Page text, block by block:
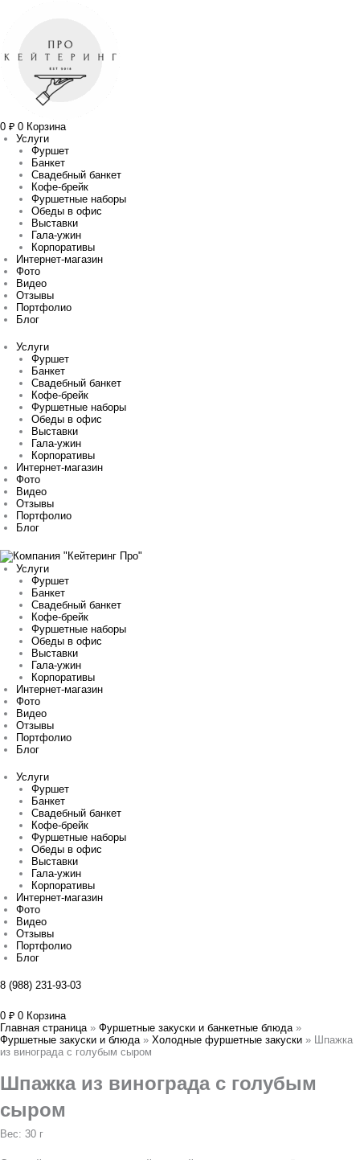
0 ₽ 0 Корзина
Услуги
Фуршет
Банкет
Свадебный банкет
Кофе-брейк
Фуршетные наборы
Обеды в офис
Выставки
Гала-ужин
Корпоративы
Интернет-магазин
Фото
Видео
Отзывы
Портфолио
Блог
Услуги
Фуршет
Банкет
Свадебный банкет
Кофе-брейк
Фуршетные наборы
Обеды в офис
Выставки
Гала-ужин
Корпоративы
Интернет-магазин
Фото
Видео
Отзывы
Портфолио
Блог
Услуги
Фуршет
Банкет
Свадебный банкет
Кофе-брейк
Фуршетные наборы
Обеды в офис
Выставки
Гала-ужин
Корпоративы
Интернет-магазин
Фото
Видео
Отзывы
Портфолио
Блог
Услуги
Фуршет
Банкет
Свадебный банкет
Кофе-брейк
Фуршетные наборы
Обеды в офис
Выставки
Гала-ужин
Корпоративы
Интернет-магазин
Фото
Видео
Отзывы
Портфолио
Блог
8 (988) 231-93-03
0 ₽ 0 Корзина
Главная страница » Фуршетные закуски и банкетные блюда »
Фуршетные закуски и блюда » Холодные фуршетные закуски » Шпажка
из винограда с голубым сыром
Шпажка из винограда с голубым
сыром
Вес: 30 г
винограда
голубым